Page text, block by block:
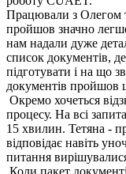
Працювали з Олегом
пройшов значно
нам надали дуже
список документів,
підготувати і на що
документів пройшов
Окремо хочеться
процесу. На всі
15 хвилин. Тетяна -
відповідає навіть
питання